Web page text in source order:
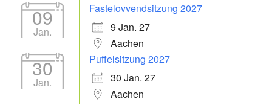
09
Jan.
Fastelovvendsitzung 2027
9 Jan. 27
Aachen
30
Jan.
Puffelsitzung 2027
30 Jan. 27
Aachen